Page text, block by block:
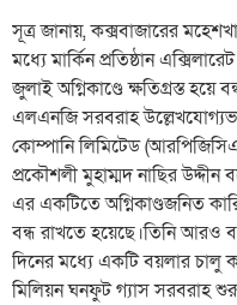
সূত্র জানায়, কক্সবাজারের
মধ্যে মার্কিন প্রতিষ্ঠান
জুলাই অগ্নিকাণ্ডে ক্ষতিগ্রস্ত
এলএনজি সরবরাহ
কোম্পানি লিমিটেড
প্রকৌশলী মুহাম্মদ নাছির উদ্দীন
এর একটিতে অগ্নিকাণ্ডজনিত
বন্ধ রাখতে হয়েছে।তিনি আরও
দিনের মধ্যে একটি বয়লার চালু
মিলিয়ন ঘনফুট গ্যাস সরবরাহ